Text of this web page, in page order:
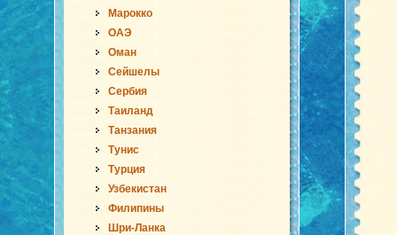
Марокко
ОАЭ
Оман
Сейшелы
Сербия
Таиланд
Танзания
Тунис
Турция
Узбекистан
Филипины
Шри-Ланка